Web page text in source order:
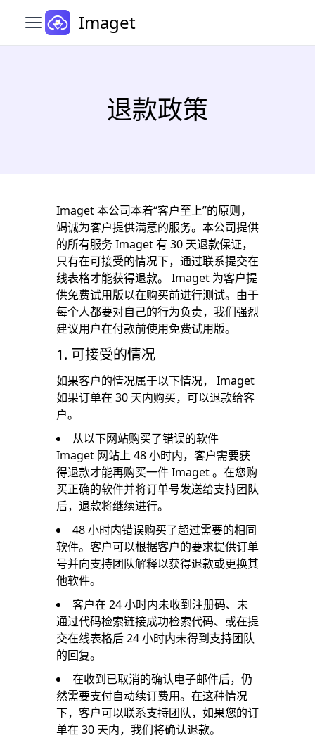
打开主菜单Imaget
退款政策
Imaget 本公司本着“客户至上”的原则，
竭诚为客户提供满意的服务。本公司提供
的所有服务 Imaget 有 30 天退款保证，
只有在可接受的情况下，通过联系提交在
线表格才能获得退款。 Imaget 为客户提
供免费试用版以在购买前进行测试。由于
每个人都要对自己的行为负责，我们强烈
建议用户在付款前使用免费试用版。
1. 可接受的情况
如果客户的情况属于以下情况， Imaget
如果订单在 30 天内购买，可以退款给客
户。
从以下网站购买了错误的软件
Imaget 网站上 48 小时内，客户需要获
得退款才能再购买一件 Imaget 。在您购
买正确的软件并将订单号发送给支持团队
后，退款将继续进行。
48 小时内错误购买了超过需要的相同
软件。客户可以根据客户的要求提供订单
号并向支持团队解释以获得退款或更换其
他软件。
客户在 24 小时内未收到注册码、未
通过代码检索链接成功检索代码、或在提
交在线表格后 24 小时内未得到支持团队
的回复。
在收到已取消的确认电子邮件后，仍
然需要支付自动续订费用。在这种情况
下，客户可以联系支持团队，如果您的订
单在 30 天内，我们将确认退款。